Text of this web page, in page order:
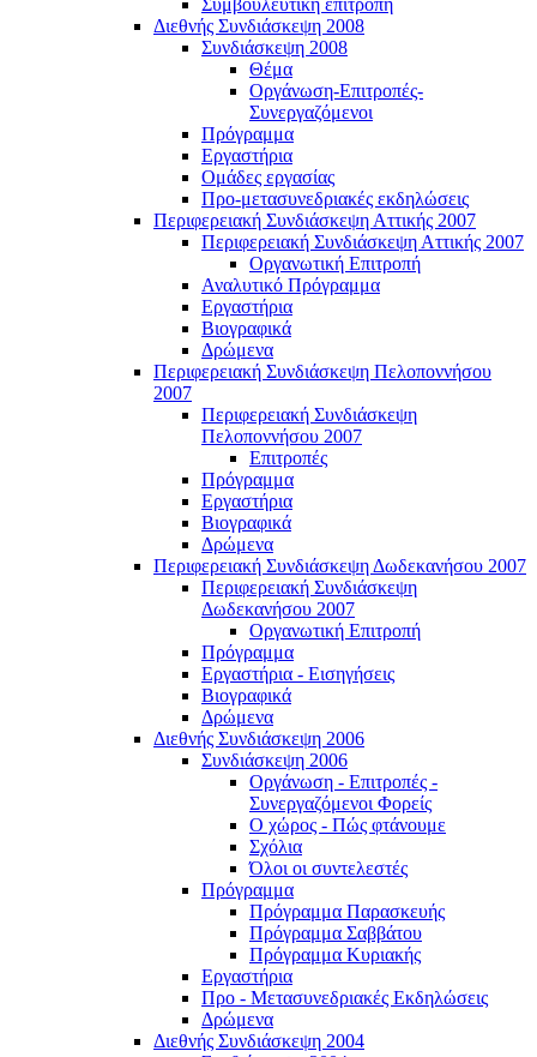
Συμβουλευτική επιτροπή
Διεθνής Συνδιάσκεψη 2008
Συνδιάσκεψη 2008
Θέμα
Οργάνωση-Επιτροπές-
Συνεργαζόμενοι
Πρόγραμμα
Εργαστήρια
Ομάδες εργασίας
Προ-μετασυνεδριακές εκδηλώσεις
Περιφερειακή Συνδιάσκεψη Αττικής 2007
Περιφερειακή Συνδιάσκεψη Αττικής 2007
Οργανωτική Επιτροπή
Αναλυτικό Πρόγραμμα
Εργαστήρια
Βιογραφικά
Δρώμενα
Περιφερειακή Συνδιάσκεψη Πελοποννήσου
2007
Περιφερειακή Συνδιάσκεψη
Πελοποννήσου 2007
Επιτροπές
Πρόγραμμα
Εργαστήρια
Βιογραφικά
Δρώμενα
Περιφερειακή Συνδιάσκεψη Δωδεκανήσου 2007
Περιφερειακή Συνδιάσκεψη
Δωδεκανήσου 2007
Οργανωτική Επιτροπή
Πρόγραμμα
Εργαστήρια - Εισηγήσεις
Βιογραφικά
Δρώμενα
Διεθνής Συνδιάσκεψη 2006
Συνδιάσκεψη 2006
Οργάνωση - Επιτροπές -
Συνεργαζόμενοι Φορείς
Ο χώρος - Πώς φτάνουμε
Σχόλια
Όλοι οι συντελεστές
Πρόγραμμα
Πρόγραμμα Παρασκευής
Πρόγραμμα Σαββάτου
Πρόγραμμα Κυριακής
Εργαστήρια
Προ - Μετασυνεδριακές Εκδηλώσεις
Δρώμενα
Διεθνής Συνδιάσκεψη 2004